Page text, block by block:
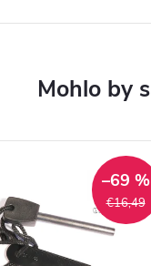
€16,49
–69 %